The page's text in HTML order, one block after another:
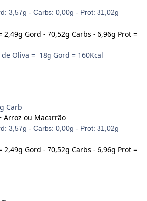
3,57g - Carbs: 0,00g - Prot: 31,02g
Gord - 70,52g Carbs - 6,96g Prot =
Oliva = 18g Gord = 160Kcal
Carb
Arroz ou Macarrão
3,57g - Carbs: 0,00g - Prot: 31,02g
Gord - 70,52g Carbs - 6,96g Prot =